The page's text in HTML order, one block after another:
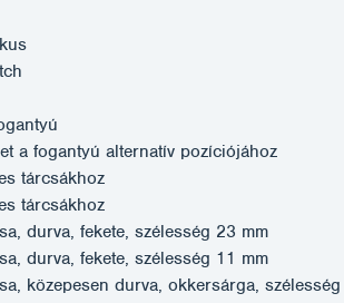
a fogantyú alternatív pozíciójához
tárcsákhoz
tárcsákhoz
durva, fekete, szélesség 23 mm
durva, fekete, szélesség 11 mm
közepesen durva, okkersárga,